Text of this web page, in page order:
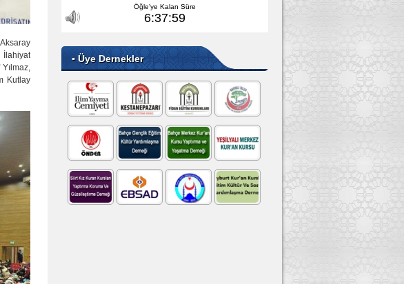
İlahiyat
Kutlay
▪ Üye Dernekler